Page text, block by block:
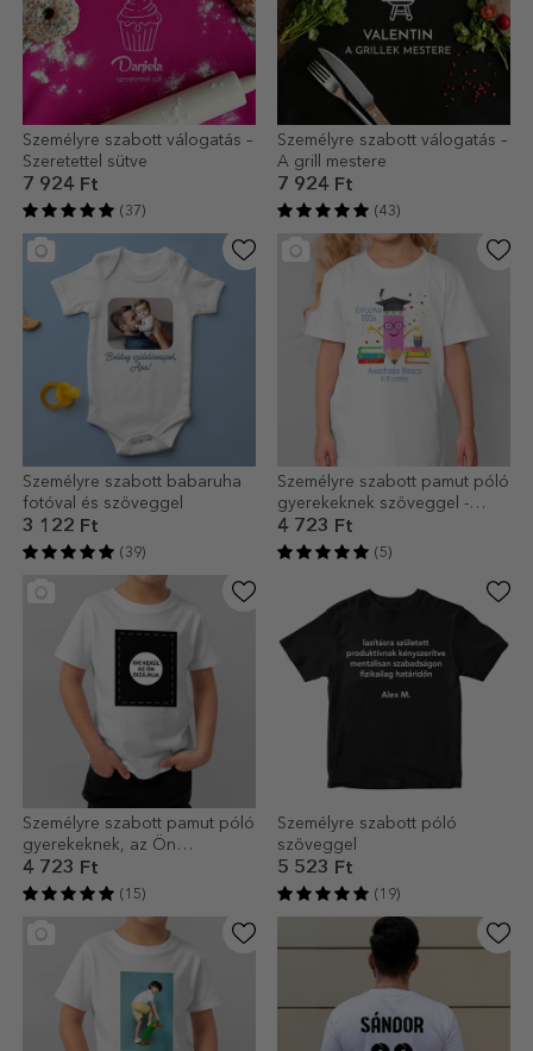
Személyre szabott válogatás –
Szeretettel sütve
7 924 Ft
(37)
Személyre szabott válogatás –
A grill mestere
7 924 Ft
(43)
Személyre szabott babaruha
fotóval és szöveggel
3 122 Ft
(39)
Személyre szabott pamut póló
gyerekeknek szöveggel -
Graduate ceruza
4 723 Ft
(5)
Személyre szabott pamut póló
gyerekeknek, az Ön
portréjával
4 723 Ft
(15)
Személyre szabott póló
szöveggel
5 523 Ft
(19)